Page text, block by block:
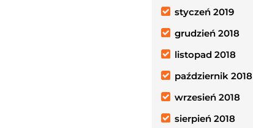
styczeń 2019
grudzień 2018
listopad 2018
październik 2018
wrzesień 2018
sierpień 2018